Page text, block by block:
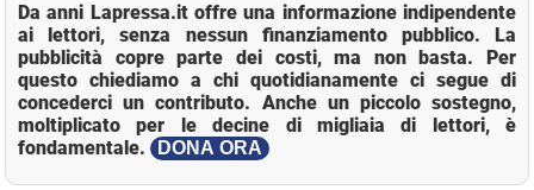
Da anni Lapressa.it offre una informazione indipendente
ai lettori, senza nessun finanziamento pubblico. La
pubblicità copre parte dei costi, ma non basta. Per
questo chiediamo a chi quotidianamente ci segue di
concederci un contributo. Anche un piccolo sostegno,
moltiplicato per le decine di migliaia di lettori, è
fondamentale.
DONA ORA